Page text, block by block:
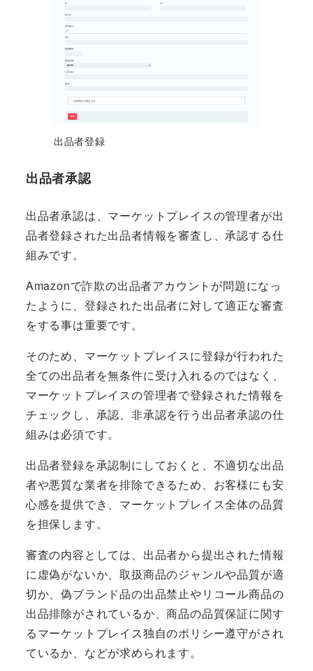
出品者登録
出品者承認
出品者承認は、マーケットプレイスの管理者が出
品者登録された出品者情報を審査し、承認する仕
組みです。
Amazonで詐欺の出品者アカウントが問題になっ
たように、登録された出品者に対して適正な審査
をする事は重要です。
そのため、マーケットプレイスに登録が行われた
全ての出品者を無条件に受け入れるのではなく、
マーケットプレイスの管理者で登録された情報を
チェックし、承認、非承認を行う出品者承認の仕
組みは必須です。
出品者登録を承認制にしておくと、不適切な出品
者や悪質な業者を排除できるため、お客様にも安
心感を提供でき、マーケットプレイス全体の品質
を担保します。
審査の内容としては、出品者から提出された情報
に虚偽がないか、取扱商品のジャンルや品質が適
切か、偽ブランド品の出品禁止やリコール商品の
出品排除がされているか、商品の品質保証に関す
るマーケットプレイス独自のポリシー遵守がされ
ているか、などが求められます。